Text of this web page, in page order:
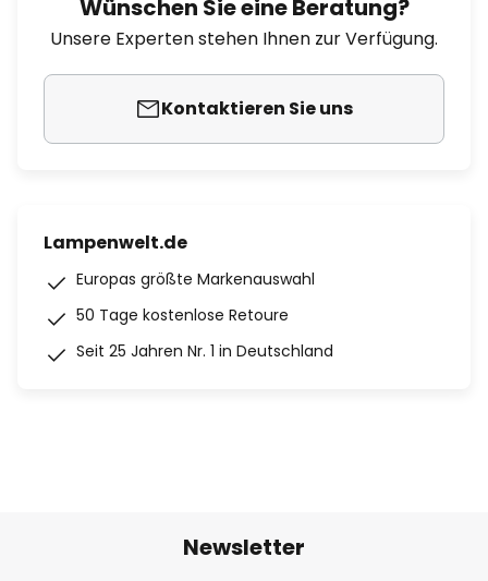
Wünschen Sie eine Beratung?
Unsere Experten stehen Ihnen zur Verfügung.
Kontaktieren Sie uns
Lampenwelt.de
Europas größte Markenauswahl
50 Tage kostenlose Retoure
Seit 25 Jahren Nr. 1 in Deutschland
Newsletter